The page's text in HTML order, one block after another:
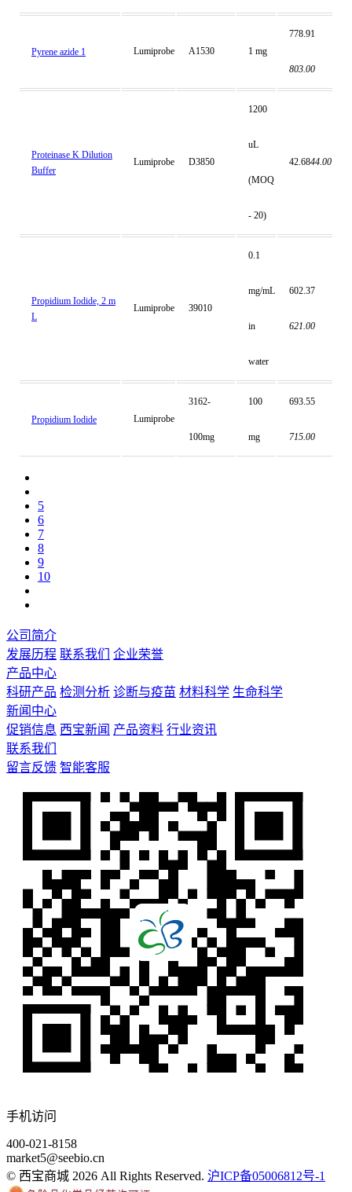
Pyrene azide 1 Lumiprobe A1530 1 mg
778.91
803.00
Proteinase K Dilution
Buffer
Lumiprobe D3850
1200
uL
(MOQ
- 20)
42.6844.00
Propidium Iodide, 2 m
L
Lumiprobe 39010
0.1
mg/mL
in
water
602.37
621.00
Propidium Iodide Lumiprobe
3162-
100mg
100
mg
693.55
715.00
5
6
7
8
9
10
公司简介
发展历程 联系我们
企业荣誉
产品中心
科研产品 检测分析 诊断与疫苗 材料科学 生命科学
新闻中心
促销信息 西宝新闻 产品资料 行业资讯
联系我们
留言反馈 智能客服
手机访问
400-021-8158
market5@seebio.cn
© 西宝商城 2026 All Rights Reserved. 沪ICP备05006812号-1